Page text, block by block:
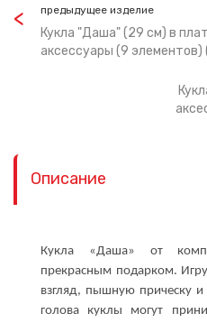
предыдущее изделие
Кукла "Даша" (29 см) в
аксессуары (9 элементов)
Описание
Кукла «Даша» от
прекрасным подарком.
взгляд, пышную прическу
голова куклы могут